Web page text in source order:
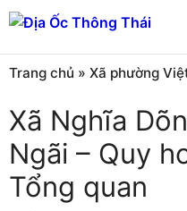
Chuyển
đến
nội
dung
Trang chủ » Xã phường
Xã Nghĩa
Ngãi – Quy
Tổng quan